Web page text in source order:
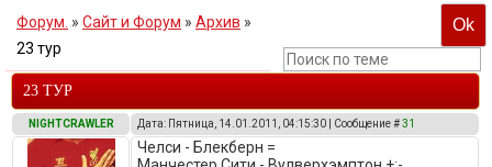
Форум. » Сайт и Форум » Архив »
23 тур
23 ТУР
NIGHTCRAWLER Дата: Пятница, 14.01.2011, 04:15:30 | Сообщение #31
Челси - Блекберн =